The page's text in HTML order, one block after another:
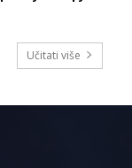
Učitati više